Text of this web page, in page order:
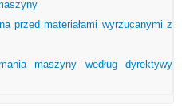
przed materiałami wyrzucanymi z
maszyny według dyrektywy